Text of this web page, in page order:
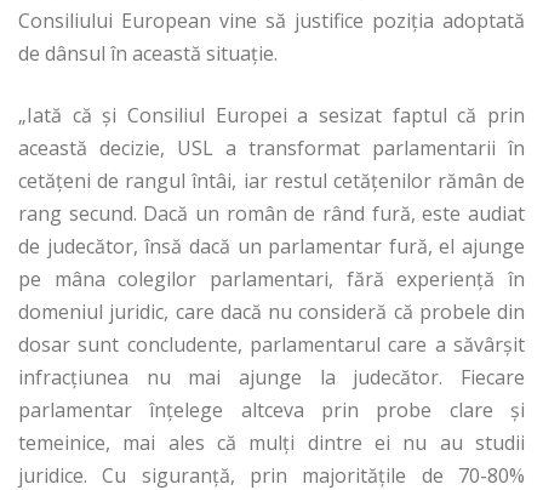
Consiliului European vine să justifice poziţia adoptată
de dânsul în această situaţie.
„Iată că şi Consiliul Europei a sesizat faptul că prin
această decizie, USL a transformat parlamentarii în
cetăţeni de rangul întâi, iar restul cetăţenilor rămân de
rang secund. Dacă un român de rând fură, este audiat
de judecător, însă dacă un parlamentar fură, el ajunge
pe mâna colegilor parlamentari, fără experienţă în
domeniul juridic, care dacă nu consideră că probele din
dosar sunt concludente, parlamentarul care a săvârşit
infracţiunea nu mai ajunge la judecător. Fiecare
parlamentar înţelege altceva prin probe clare şi
temeinice, mai ales că mulţi dintre ei nu au studii
juridice. Cu siguranţă, prin majorităţile de 70-80%